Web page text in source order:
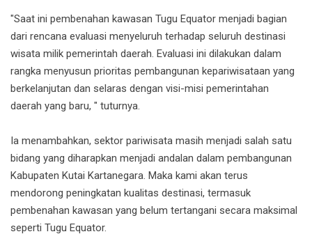
"Saat ini pembenahan kawasan Tugu Equator menjadi bagian
dari rencana evaluasi menyeluruh terhadap seluruh destinasi
wisata milik pemerintah daerah. Evaluasi ini dilakukan dalam
rangka menyusun prioritas pembangunan kepariwisataan yang
berkelanjutan dan selaras dengan visi-misi pemerintahan
daerah yang baru, " tuturnya.
Ia menambahkan, sektor pariwisata masih menjadi salah satu
bidang yang diharapkan menjadi andalan dalam pembangunan
Kabupaten Kutai Kartanegara. Maka kami akan terus
mendorong peningkatan kualitas destinasi, termasuk
pembenahan kawasan yang belum tertangani secara maksimal
seperti Tugu Equator.